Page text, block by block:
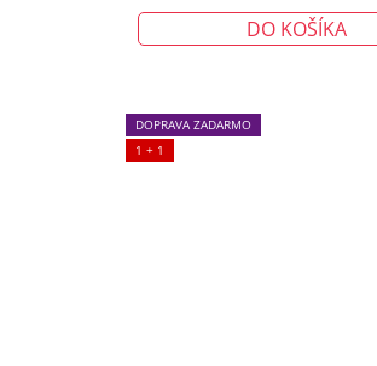
DO KOŠÍKA
DOPRAVA ZADARMO
1 + 1